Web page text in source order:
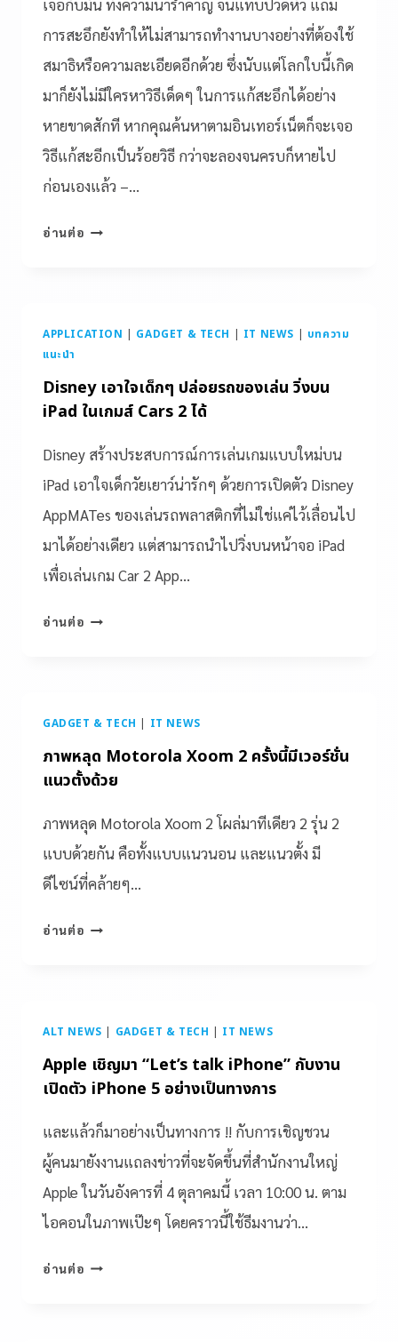
เจอกับมัน ทั้งความน่ารำคาญ จนแทบปวดหัว แถม
การสะอึกยังทำให้ไม่สามารถทำงานบางอย่างที่ต้องใช้
สมาธิหรือความละเอียดอีกด้วย ซึ่งนับแต่โลกใบนี้เกิด
มาก็ยังไม่มีใครหาวิธีเด็ดๆ ในการแก้สะอึกได้อย่าง
หายขาดสักที หากคุณค้นหาตามอินเทอร์เน็ตก็จะเจอ
วิธีแก้สะอีกเป็นร้อยวิธี กว่าจะลองจนครบก็หายไป
ก่อนเองแล้ว –…
อ่านต่อ
APPLICATION | GADGET & TECH | IT NEWS | บทความ
แนะนำ
Disney เอาใจเด็กๆ ปล่อยรถของเล่น วิ่งบน
iPad ในเกมส์ Cars 2 ได้
Disney สร้างประสบการณ์การเล่นเกมแบบใหม่บน
iPad เอาใจเด็กวัยเยาว์น่ารักๆ ด้วยการเปิดตัว Disney
AppMATes ของเล่นรถพลาสติกที่ไม่ใช่แค่ไว้เลื่อนไป
มาได้อย่างเดียว แต่สามารถนำไปวิ่งบนหน้าจอ iPad
เพื่อเล่นเกม Car 2 App…
อ่านต่อ
GADGET & TECH | IT NEWS
ภาพหลุด Motorola Xoom 2 ครั้งนี้มีเวอร์ชั่น
แนวตั้งด้วย
ภาพหลุด Motorola Xoom 2 โผล่มาทีเดียว 2 รุ่น 2
แบบด้วยกัน คือทั้งแบบแนวนอน และแนวตั้ง มี
ดีไซน์ที่คล้ายๆ…
อ่านต่อ
ALT NEWS | GADGET & TECH | IT NEWS
Apple เชิญมา “Let’s talk iPhone” กับงาน
เปิดตัว iPhone 5 อย่างเป็นทางการ
และแล้วก็มาอย่างเป็นทางการ !! กับการเชิญชวน
ผู้คนมายังงานแถลงข่าวที่จะจัดขึ้นที่สำนักงานใหญ่
Apple ในวันอังคารที่ 4 ตุลาคมนี้ เวลา 10:00 น. ตาม
ไอคอนในภาพเป๊ะๆ โดยคราวนี้ใช้ธีมงานว่า…
อ่านต่อ